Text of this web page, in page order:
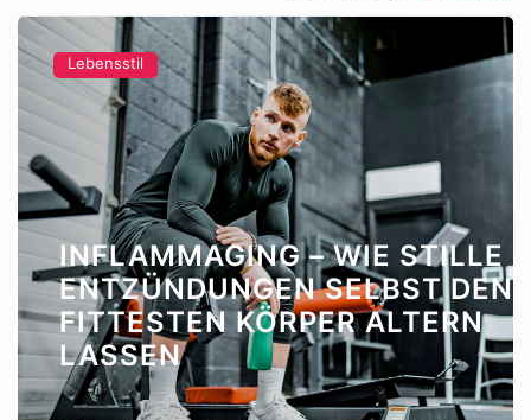
Lebensstil
INFLAMMAGING – WIE STILLE
ENTZÜNDUNGEN SELBST DEN
FITTESTEN KÖRPER ALTERN
LASSEN